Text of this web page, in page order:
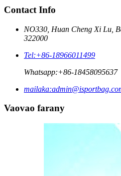
Contact Info
NO330, Huan Cheng Xi Lu,
322000
Tel:+86-18966011499
Whatsapp:+86-18458095637
mailaka:
Vaovao farany